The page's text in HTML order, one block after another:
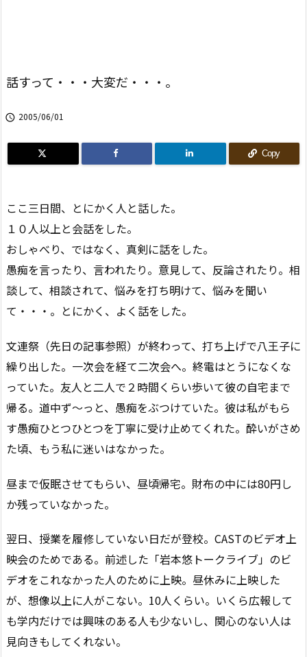
話すって・・・大変だ・・・。
 2005/06/01
Copy
ここ三日間、とにかく人と話した。
１０人以上と会話をした。
おしゃべり、ではなく、真剣に話をした。
愚痴を言ったり、言われたり。意見して、反論されたり。相
談して、相談されて、悩みを打ち明けて、悩みを聞い
て・・・。とにかく、よく話をした。
文連祭（先日の記事参照）が終わって、打ち上げで八王子に
繰り出した。一次会を経て二次会へ。終電はとうになくな
っていた。友人と二人で２時間くらい歩いて彼の自宅まで
帰る。道中ず〜っと、愚痴をぶつけていた。彼は私がもら
す愚痴ひとつひとつを丁寧に受け止めてくれた。酔いがさめ
た頃、もう私に迷いはなかった。
昼まで仮眠させてもらい、昼頃帰宅。財布の中には80円し
か残っていなかった。
翌日、授業を履修していない日だが登校。CASTのビデオ上
映会のためである。前述した「岩本悠トークライブ」のビ
デオをこれなかった人のために上映。昼休みに上映した
が、想像以上に人がこない。10人くらい。いくら広報して
も学内だけでは興味のある人も少ないし、関心のない人は
見向きもしてくれない。